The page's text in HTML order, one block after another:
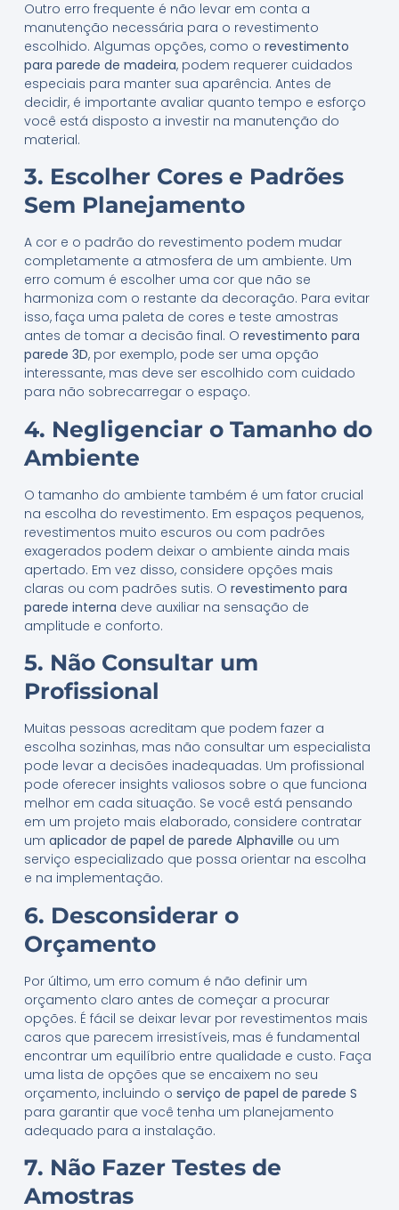
Outro erro frequente é não levar em conta a
manutenção necessária para o revestimento
escolhido. Algumas opções, como o revestimento
para parede de madeira, podem requerer cuidados
especiais para manter sua aparência. Antes de
decidir, é importante avaliar quanto tempo e esforço
você está disposto a investir na manutenção do
material.
3. Escolher Cores e Padrões
Sem Planejamento
A cor e o padrão do revestimento podem mudar
completamente a atmosfera de um ambiente. Um
erro comum é escolher uma cor que não se
harmoniza com o restante da decoração. Para evitar
isso, faça uma paleta de cores e teste amostras
antes de tomar a decisão final. O revestimento para
parede 3D, por exemplo, pode ser uma opção
interessante, mas deve ser escolhido com cuidado
para não sobrecarregar o espaço.
4. Negligenciar o Tamanho do
Ambiente
O tamanho do ambiente também é um fator crucial
na escolha do revestimento. Em espaços pequenos,
revestimentos muito escuros ou com padrões
exagerados podem deixar o ambiente ainda mais
apertado. Em vez disso, considere opções mais
claras ou com padrões sutis. O revestimento para
parede interna deve auxiliar na sensação de
amplitude e conforto.
5. Não Consultar um
Profissional
Muitas pessoas acreditam que podem fazer a
escolha sozinhas, mas não consultar um especialista
pode levar a decisões inadequadas. Um profissional
pode oferecer insights valiosos sobre o que funciona
melhor em cada situação. Se você está pensando
em um projeto mais elaborado, considere contratar
um aplicador de papel de parede Alphaville ou um
serviço especializado que possa orientar na escolha
e na implementação.
6. Desconsiderar o
Orçamento
Por último, um erro comum é não definir um
orçamento claro antes de começar a procurar
opções. É fácil se deixar levar por revestimentos mais
caros que parecem irresistíveis, mas é fundamental
encontrar um equilíbrio entre qualidade e custo. Faça
uma lista de opções que se encaixem no seu
orçamento, incluindo o serviço de papel de parede S
para garantir que você tenha um planejamento
adequado para a instalação.
7. Não Fazer Testes de
Amostras